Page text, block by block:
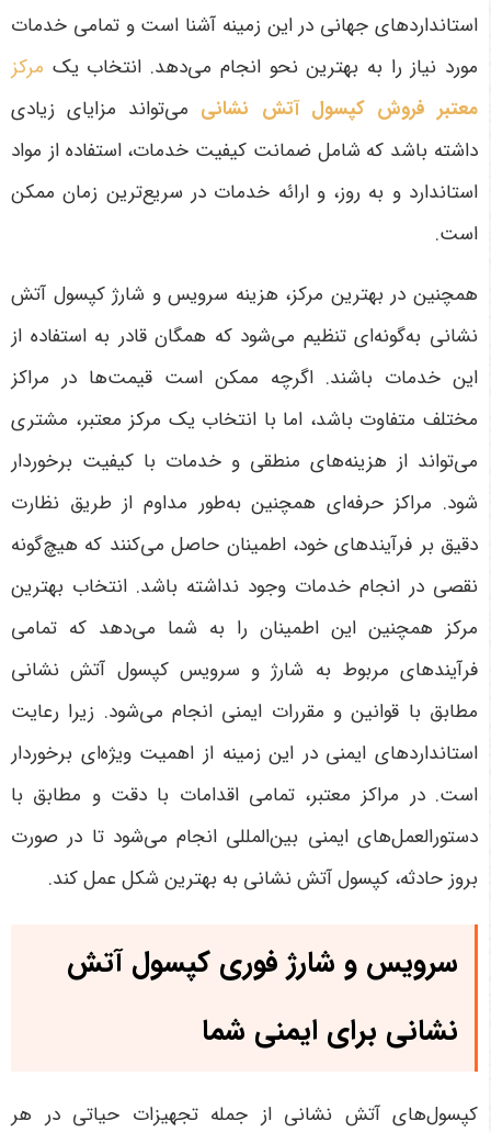
استانداردهای جهانی در این زمینه آشنا است و تمامی خدمات
مورد نیاز را به بهترین نحو انجام می‌دهد. انتخاب یک مرکز
معتبر فروش کپسول آتش نشانی می‌تواند مزایای زیادی
داشته باشد که شامل ضمانت کیفیت خدمات، استفاده از مواد
استاندارد و به روز، و ارائه خدمات در سریع‌ترین زمان ممکن
است.
همچنین در بهترین مرکز، هزینه سرویس و شارژ کپسول آتش
نشانی به‌گونه‌ای تنظیم می‌شود که همگان قادر به استفاده از
این خدمات باشند. اگرچه ممکن است قیمت‌ها در مراکز
مختلف متفاوت باشد، اما با انتخاب یک مرکز معتبر، مشتری
می‌تواند از هزینه‌های منطقی و خدمات با کیفیت برخوردار
شود. مراکز حرفه‌ای همچنین به‌طور مداوم از طریق نظارت
دقیق بر فرآیندهای خود، اطمینان حاصل می‌کنند که هیچ‌گونه
نقصی در انجام خدمات وجود نداشته باشد. انتخاب بهترین
مرکز همچنین این اطمینان را به شما می‌دهد که تمامی
فرآیندهای مربوط به شارژ و سرویس کپسول آتش نشانی
مطابق با قوانین و مقررات ایمنی انجام می‌شود. زیرا رعایت
استانداردهای ایمنی در این زمینه از اهمیت ویژه‌ای برخوردار
است. در مراکز معتبر، تمامی اقدامات با دقت و مطابق با
دستورالعمل‌های ایمنی بین‌المللی انجام می‌شود تا در صورت
بروز حادثه، کپسول آتش نشانی به بهترین شکل عمل کند.
سرویس و شارژ فوری کپسول آتش
نشانی برای ایمنی شما
کپسول‌های آتش نشانی از جمله تجهیزات حیاتی در هر